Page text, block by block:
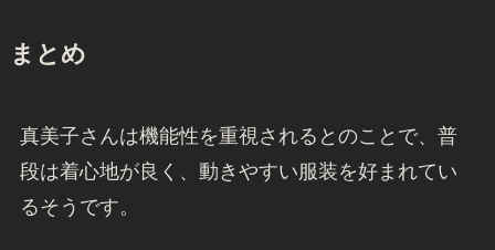
まとめ
真美子さんは機能性を重視されるとのことで、普
段は着心地が良く、動きやすい服装を好まれてい
るそうです。